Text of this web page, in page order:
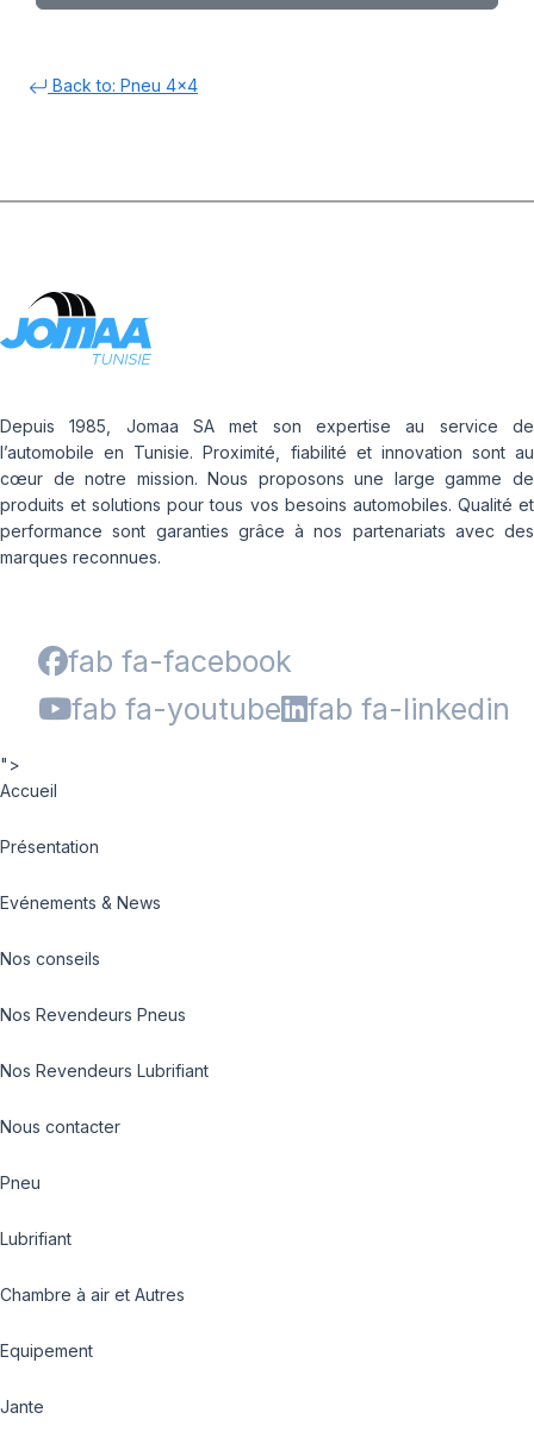
Back to: Pneu 4x4
Depuis 1985, Jomaa SA met son expertise au service de
l’automobile en Tunisie. Proximité, fiabilité et innovation sont au
cœur de notre mission. Nous proposons une large gamme de
produits et solutions pour tous vos besoins automobiles. Qualité et
performance sont garanties grâce à nos partenariats avec des
marques reconnues.
fab fa-facebook
fab fa-youtube
fab fa-linkedin
">
Accueil
Présentation
Evénements & News
Nos conseils
Nos Revendeurs Pneus
Nos Revendeurs Lubrifiant
Nous contacter
Pneu
Lubrifiant
Chambre à air et Autres
Equipement
Jante